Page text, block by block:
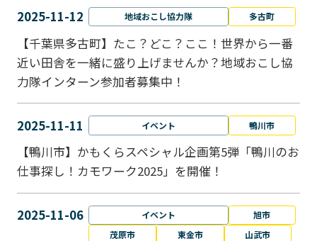
2025-11-12 地域おこし協力隊 多古町
【千葉県多古町】たこ？どこ？ここ！世界から一番
近い田舎を一緒に盛り上げませんか？地域おこし協
力隊インターン参加者募集中！
2025-11-11 イベント 鴨川市
【鴨川市】かもくらスペシャル企画第5弾「鴨川のお
仕事探し！カモワーク2025」を開催！
2025-11-06 イベント
旭市
茂原市
東金市
山武市